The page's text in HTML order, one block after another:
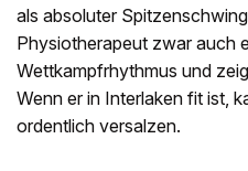
als absoluter
Physiotherapeut zwar auch
Wettkampfrhythmus und
Wenn er in Interlaken fit ist,
ordentlich versalzen.